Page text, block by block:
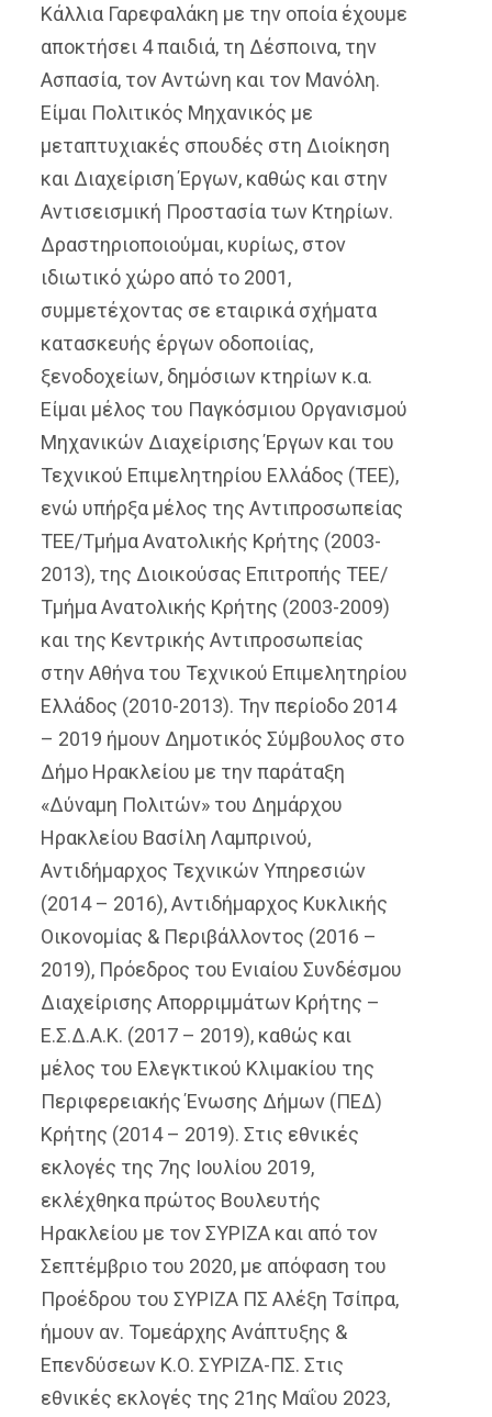
Κάλλια Γαρεφαλάκη με την οποία έχουμε
αποκτήσει 4 παιδιά, τη Δέσποινα, την
Ασπασία, τον Αντώνη και τον Μανόλη.
Είμαι Πολιτικός Μηχανικός με
μεταπτυχιακές σπουδές στη Διοίκηση
και Διαχείριση Έργων, καθώς και στην
Αντισεισμική Προστασία των Κτηρίων.
Δραστηριοποιούμαι, κυρίως, στον
ιδιωτικό χώρο από το 2001,
συμμετέχοντας σε εταιρικά σχήματα
κατασκευής έργων οδοποιίας,
ξενοδοχείων, δημόσιων κτηρίων κ.α.
Είμαι μέλος του Παγκόσμιου Οργανισμού
Μηχανικών Διαχείρισης Έργων και του
Τεχνικού Επιμελητηρίου Ελλάδος (ΤΕΕ),
ενώ υπήρξα μέλος της Αντιπροσωπείας
ΤΕΕ/Τμήμα Ανατολικής Κρήτης (2003-
2013), της Διοικούσας Επιτροπής ΤΕΕ/
Τμήμα Ανατολικής Κρήτης (2003-2009)
και της Κεντρικής Αντιπροσωπείας
στην Αθήνα του Τεχνικού Επιμελητηρίου
Ελλάδος (2010-2013). Την περίοδο 2014
– 2019 ήμουν Δημοτικός Σύμβουλος στο
Δήμο Ηρακλείου με την παράταξη
«Δύναμη Πολιτών» του Δημάρχου
Ηρακλείου Βασίλη Λαμπρινού,
Αντιδήμαρχος Τεχνικών Υπηρεσιών
(2014 – 2016), Αντιδήμαρχος Κυκλικής
Οικονομίας & Περιβάλλοντος (2016 –
2019), Πρόεδρος του Ενιαίου Συνδέσμου
Διαχείρισης Απορριμμάτων Κρήτης –
Ε.Σ.Δ.Α.Κ. (2017 – 2019), καθώς και
μέλος του Ελεγκτικού Κλιμακίου της
Περιφερειακής Ένωσης Δήμων (ΠΕΔ)
Κρήτης (2014 – 2019). Στις εθνικές
εκλογές της 7ης Ιουλίου 2019,
εκλέχθηκα πρώτος Βουλευτής
Ηρακλείου με τον ΣΥΡΙΖΑ και από τον
Σεπτέμβριο του 2020, με απόφαση του
Προέδρου του ΣΥΡΙΖΑ ΠΣ Αλέξη Τσίπρα,
ήμουν αν. Τομεάρχης Ανάπτυξης &
Επενδύσεων Κ.Ο. ΣΥΡΙΖΑ-ΠΣ. Στις
εθνικές εκλογές της 21ης Μαΐου 2023,